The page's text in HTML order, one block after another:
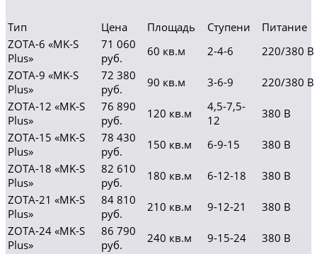
Тип Цена Площадь Cтупени
Питание
ZOTA-6 «MK-S
Plus»
71 060
руб.
60 кв.м 2-4-6
220/380 В
ZOTA-9 «MK-S
Plus»
72 380
руб.
90 кв.м 3-6-9
220/380 В
ZOTA-12 «MK-S
Plus»
76 890
руб.
120 кв.м
4,5-7,5-
12
380 В
ZOTA-15 «MK-S
Plus»
78 430
руб.
150 кв.м 6-9-15
380 В
ZOTA-18 «MK-S
Plus»
82 610
руб.
180 кв.м 6-12-18
380 В
ZOTA-21 «MK-S
Plus»
84 810
руб.
210 кв.м 9-12-21
380 В
ZOTA-24 «MK-S
Plus»
86 790
руб.
240 кв.м 9-15-24
380 В